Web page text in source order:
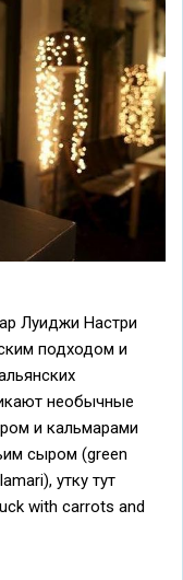
Луиджи Настри
подходом и
необычные
и кальмарами
сыром (green
утку тут
with carrots and